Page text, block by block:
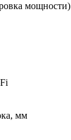
мощности)
мм